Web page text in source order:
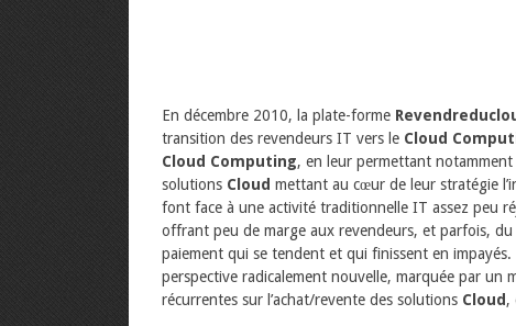
En décembre 2010, la plate-forme
transition des revendeurs IT vers le Cloud
Cloud Computing, en leur permettant notamment
solutions Cloud mettant au cœur de leur stratégie
font face à une activité traditionnelle IT assez peu
offrant peu de marge aux revendeurs, et parfois,
paiement qui se tendent et qui finissent en impayés.
perspective radicalement nouvelle, marquée par un
récurrentes sur l’achat/revente des solutions Cloud ,